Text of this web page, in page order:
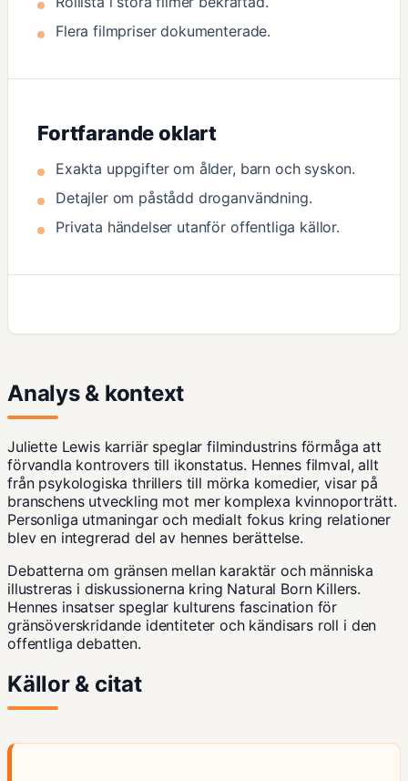
Flera filmpriser dokumenterade.
Fortfarande oklart
Exakta uppgifter om ålder, barn och syskon.
Detajler om påstådd droganvändning.
Privata händelser utanför offentliga källor.
Analys & kontext
Juliette Lewis karriär speglar filmindustrins förmåga att
förvandla kontrovers till ikonstatus. Hennes filmval, allt
från psykologiska thrillers till mörka komedier, visar på
branschens utveckling mot mer komplexa kvinnoporträtt.
Personliga utmaningar och medialt fokus kring relationer
blev en integrerad del av hennes berättelse.
Debatterna om gränsen mellan karaktär och människa
illustreras i diskussionerna kring Natural Born Killers.
Hennes insatser speglar kulturens fascination för
gränsöverskridande identiteter och kändisars roll i den
offentliga debatten.
Källor & citat